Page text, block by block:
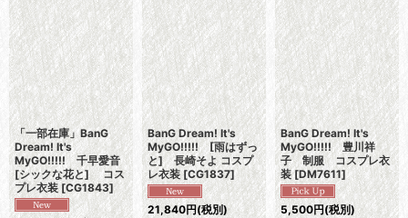
「一部在庫」BanG
Dream! It's
MyGO!!!!! 千早愛音
[シックな花と] コス
プレ衣装 [CG1843]
BanG Dream! It's
MyGO!!!!! [雨はずっ
と] 長崎そよ コスプ
レ衣装 [CG1837]
21,840円(税別)
BanG Dream! It's
MyGO!!!!! 豊川祥
子 制服 コスプレ衣
装 [DM7611]
5,500円(税別)